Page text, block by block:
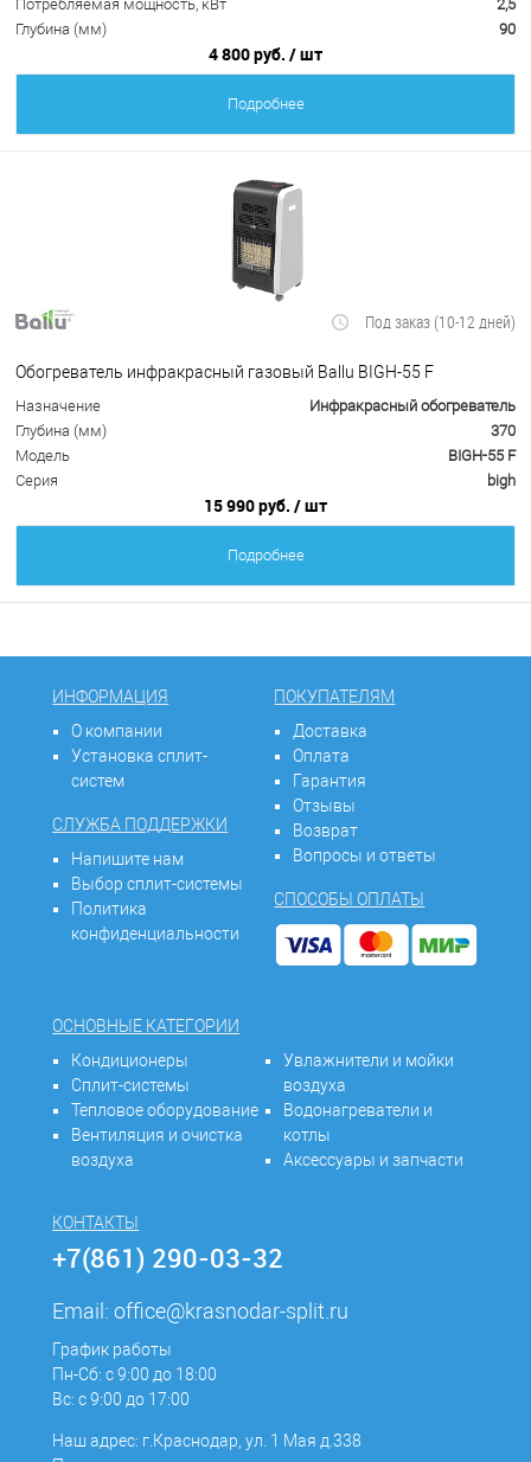
Потребляемая мощность, кВт
2,5
Глубина (мм)
90
4 800 руб. / шт
Подробнее
Под заказ (10-12 дней)
Обогреватель инфракрасный газовый Ballu BIGH-55 F
Назначение
Инфракрасный обогреватель
Глубина (мм)
370
Модель
BIGH-55 F
Серия
bigh
15 990 руб. / шт
Подробнее
ИНФОРМАЦИЯ
О компании
Установка сплит-
систем
СЛУЖБА ПОДДЕРЖКИ
Напишите нам
Выбор сплит-системы
Политика
конфиденциальности
ПОКУПАТЕЛЯМ
Доставка
Оплата
Гарантия
Отзывы
Возврат
Вопросы и ответы
СПОСОБЫ ОПЛАТЫ
ОСНОВНЫЕ КАТЕГОРИИ
Кондиционеры
Сплит-системы
Тепловое оборудование
Вентиляция и очистка
воздуха
Увлажнители и мойки
воздуха
Водонагреватели и
котлы
Аксессуары и запчасти
КОНТАКТЫ
+7(861) 290-03-32
Email:office@krasnodar-split.ru
График работы
Пн-Сб: с 9:00 до 18:00
Вс: с 9:00 до 17:00
Наш адрес: г.Краснодар, ул. 1 Мая д.338